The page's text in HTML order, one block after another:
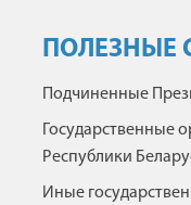
ПОЛЕЗНЫЕ
Подчиненные
Государственные
Республики
Иные